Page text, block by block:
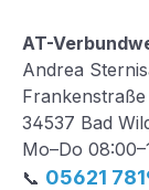
AT-
Andrea
Frankenstraße
34537 Bad
Mo–Do
📞 05621